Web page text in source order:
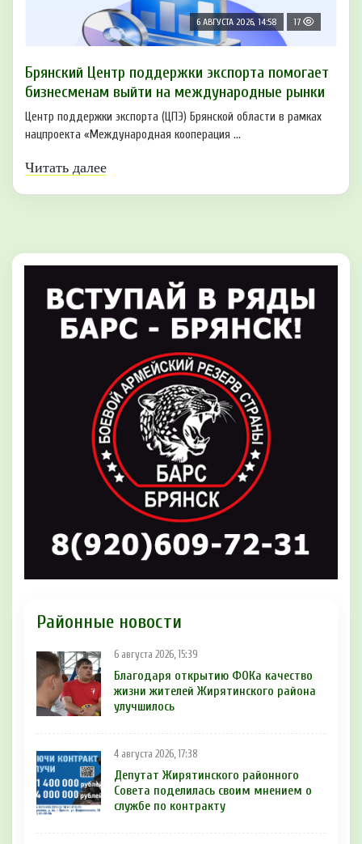
6 АВГУСТА 2026, 14:58 17
Брянский Центр поддержки экспорта помогает
бизнесменам выйти на международные рынки
Центр поддержки экспорта (ЦПЭ) Брянской области в рамках
нацпроекта «Международная кооперация ...
Читать далее
Районные новости
6 августа 2026, 15:39
Благодаря открытию ФОКа качество
жизни жителей Жирятинского района
улучшилось
4 августа 2026, 17:38
Депутат Жирятинского районного
Совета поделилась своим мнением о
службе по контракту